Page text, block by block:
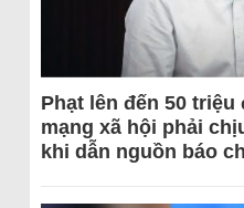
Phạt lên đến 50
mạng xã hội phải
khi dẫn nguồn báo